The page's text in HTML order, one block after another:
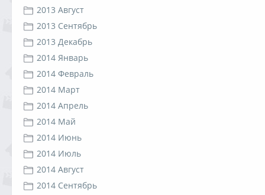
2013 Август
2013 Сентябрь
2013 Декабрь
2014 Январь
2014 Февраль
2014 Март
2014 Апрель
2014 Май
2014 Июнь
2014 Июль
2014 Август
2014 Сентябрь